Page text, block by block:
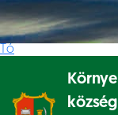
Tó
Környe
község